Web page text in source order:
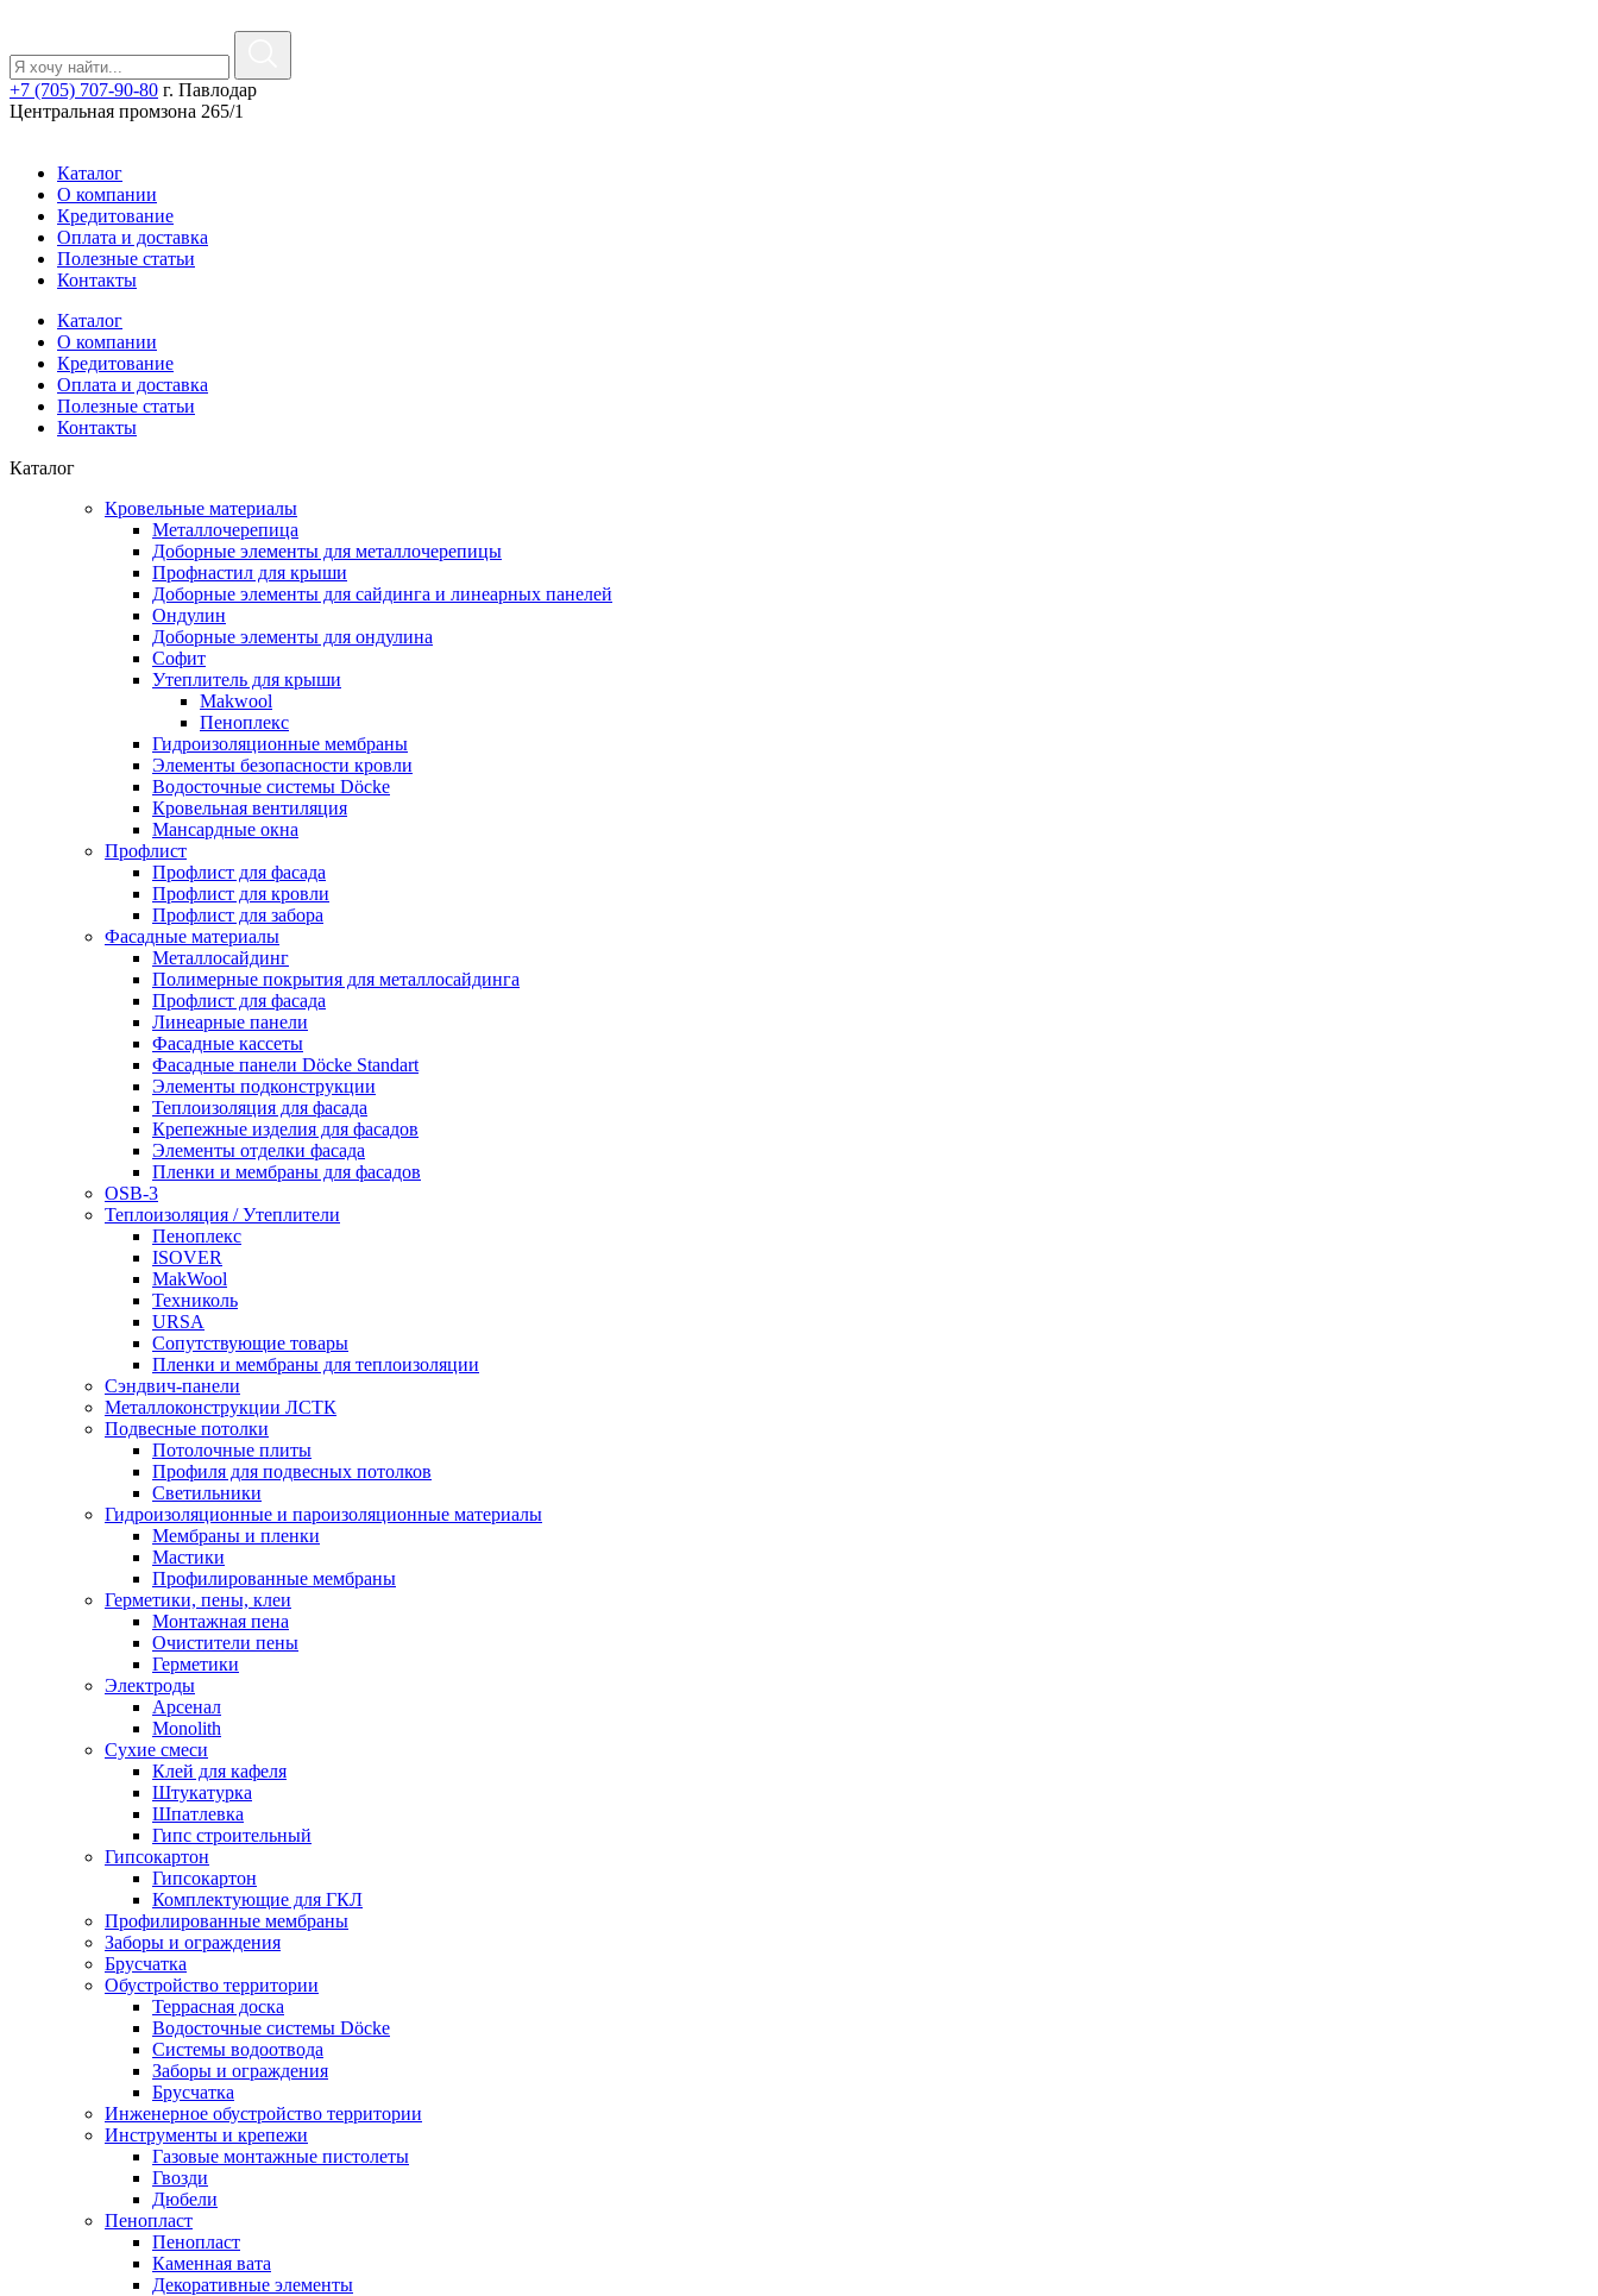
+7 (705) 707-90-80 г. Павлодар
Центральная промзона 265/1
Каталог
О компании
Кредитование
Оплата и доставка
Полезные статьи
Контакты
Каталог
О компании
Кредитование
Оплата и доставка
Полезные статьи
Контакты
Каталог
Кровельные материалы
Металлочерепица
Доборные элементы для металлочерепицы
Профнастил для крыши
Доборные элементы для сайдинга и линеарных панелей
Ондулин
Доборные элементы для ондулина
Софит
Утеплитель для крыши
Makwool
Пеноплекс
Гидроизоляционные мембраны
Элементы безопасности кровли
Водосточные системы Döcke
Кровельная вентиляция
Мансардные окна
Профлист
Профлист для фасада
Профлист для кровли
Профлист для забора
Фасадные материалы
Металлосайдинг
Полимерные покрытия для металлосайдинга
Профлист для фасада
Линеарные панели
Фасадные кассеты
Фасадные панели Döcke Standart
Элементы подконструкции
Теплоизоляция для фасада
Крепежные изделия для фасадов
Элементы отделки фасада
Пленки и мембраны для фасадов
OSB-3
Теплоизоляция / Утеплители
Пеноплекс
ISOVER
MakWool
Техниколь
URSA
Сопутствующие товары
Пленки и мембраны для теплоизоляции
Сэндвич-панели
Металлоконструкции ЛСТК
Подвесные потолки
Потолочные плиты
Профиля для подвесных потолков
Светильники
Гидроизоляционные и пароизоляционные материалы
Мембраны и пленки
Мастики
Профилированные мембраны
Герметики, пены, клеи
Монтажная пена
Очистители пены
Герметики
Электроды
Арсенал
Monolith
Сухие смеси
Клей для кафеля
Штукатурка
Шпатлевка
Гипс строительный
Гипсокартон
Гипсокартон
Комплектующие для ГКЛ
Профилированные мембраны
Заборы и ограждения
Брусчатка
Обустройство территории
Террасная доска
Водосточные системы Döcke
Системы водоотвода
Заборы и ограждения
Брусчатка
Инженерное обустройство территории
Инструменты и крепежи
Газовые монтажные пистолеты
Гвозди
Дюбели
Пенопласт
Пенопласт
Каменная вата
Декоративные элементы